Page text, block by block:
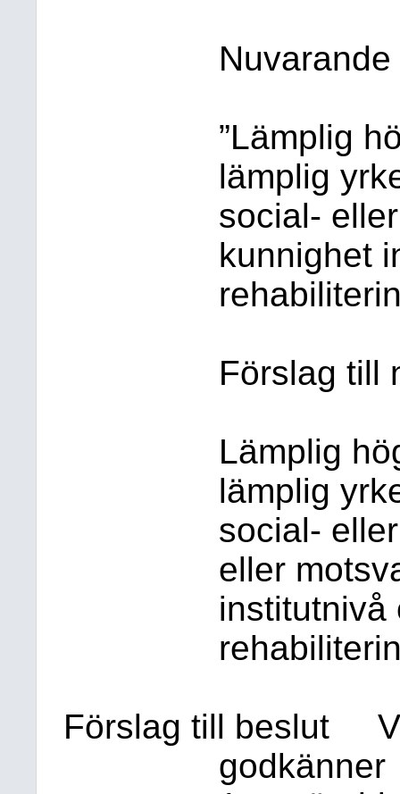
”Lämplig
lämplig
social-
kunnighet
Förslag till
Lämplig
lämplig
social-
eller
institutnivå
Förslag till beslut
godkänner